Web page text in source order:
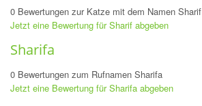
0 Bewertungen zur Katze mit dem Namen Sharif
Jetzt eine Bewertung für Sharif abgeben
Sharifa
0 Bewertungen zum Rufnamen Sharifa
Jetzt eine Bewertung für Sharifa abgeben